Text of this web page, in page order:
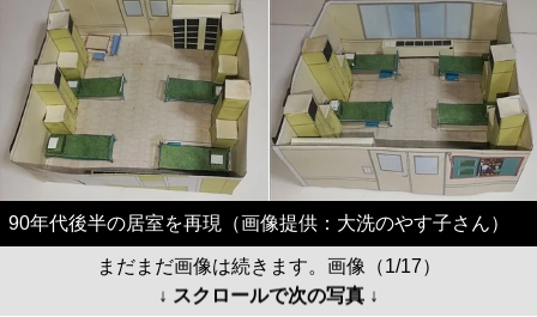
90年代後半の居室を再現（画像提供：大洗のやす子さん）
まだまだ画像は続きます。画像（1/17）
↓ スクロールで次の写真 ↓